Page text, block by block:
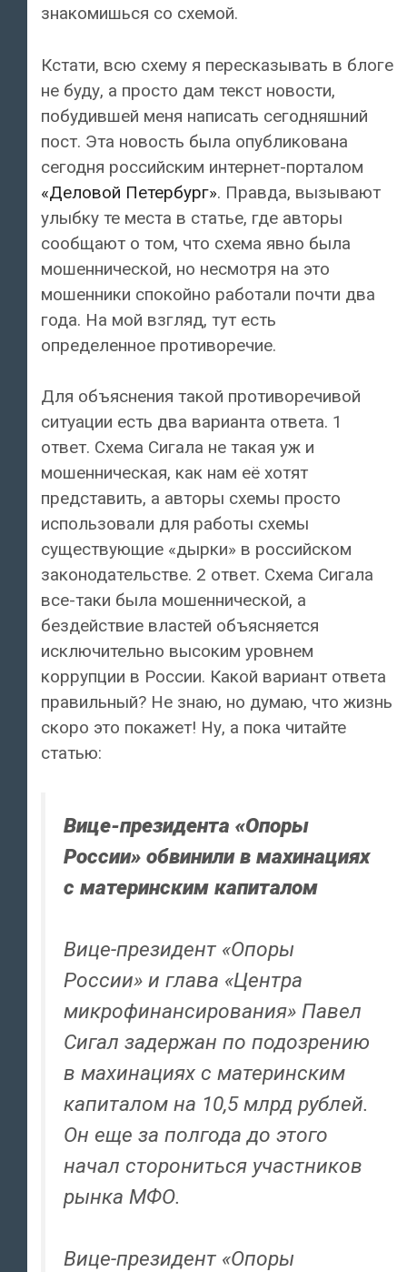
знакомишься со схемой.
Кстати, всю схему я пересказывать в блоге
не буду, а просто дам текст новости,
побудившей меня написать сегодняшний
пост. Эта новость была опубликована
сегодня российским интернет-порталом
«Деловой Петербург». Правда, вызывают
улыбку те места в статье, где авторы
сообщают о том, что схема явно была
мошеннической, но несмотря на это
мошенники спокойно работали почти два
года. На мой взгляд, тут есть
определенное противоречие.
Для объяснения такой противоречивой
ситуации есть два варианта ответа. 1
ответ. Схема Сигала не такая уж и
мошенническая, как нам её хотят
представить, а авторы схемы просто
использовали для работы схемы
существующие «дырки» в российском
законодательстве. 2 ответ. Схема Сигала
все-таки была мошеннической, а
бездействие властей объясняется
исключительно высоким уровнем
коррупции в России. Какой вариант ответа
правильный? Не знаю, но думаю, что жизнь
скоро это покажет! Ну, а пока читайте
статью:
Вице-президента «Опоры
России» обвинили в махинациях
с материнским капиталом
Вице-президент «Опоры
России» и глава «Центра
микрофинансирования» Павел
Сигал задержан по подозрению
в махинациях с материнским
капиталом на 10,5 млрд рублей.
Он еще за полгода до этого
начал сторониться участников
рынка МФО.
Вице-президент «Опоры